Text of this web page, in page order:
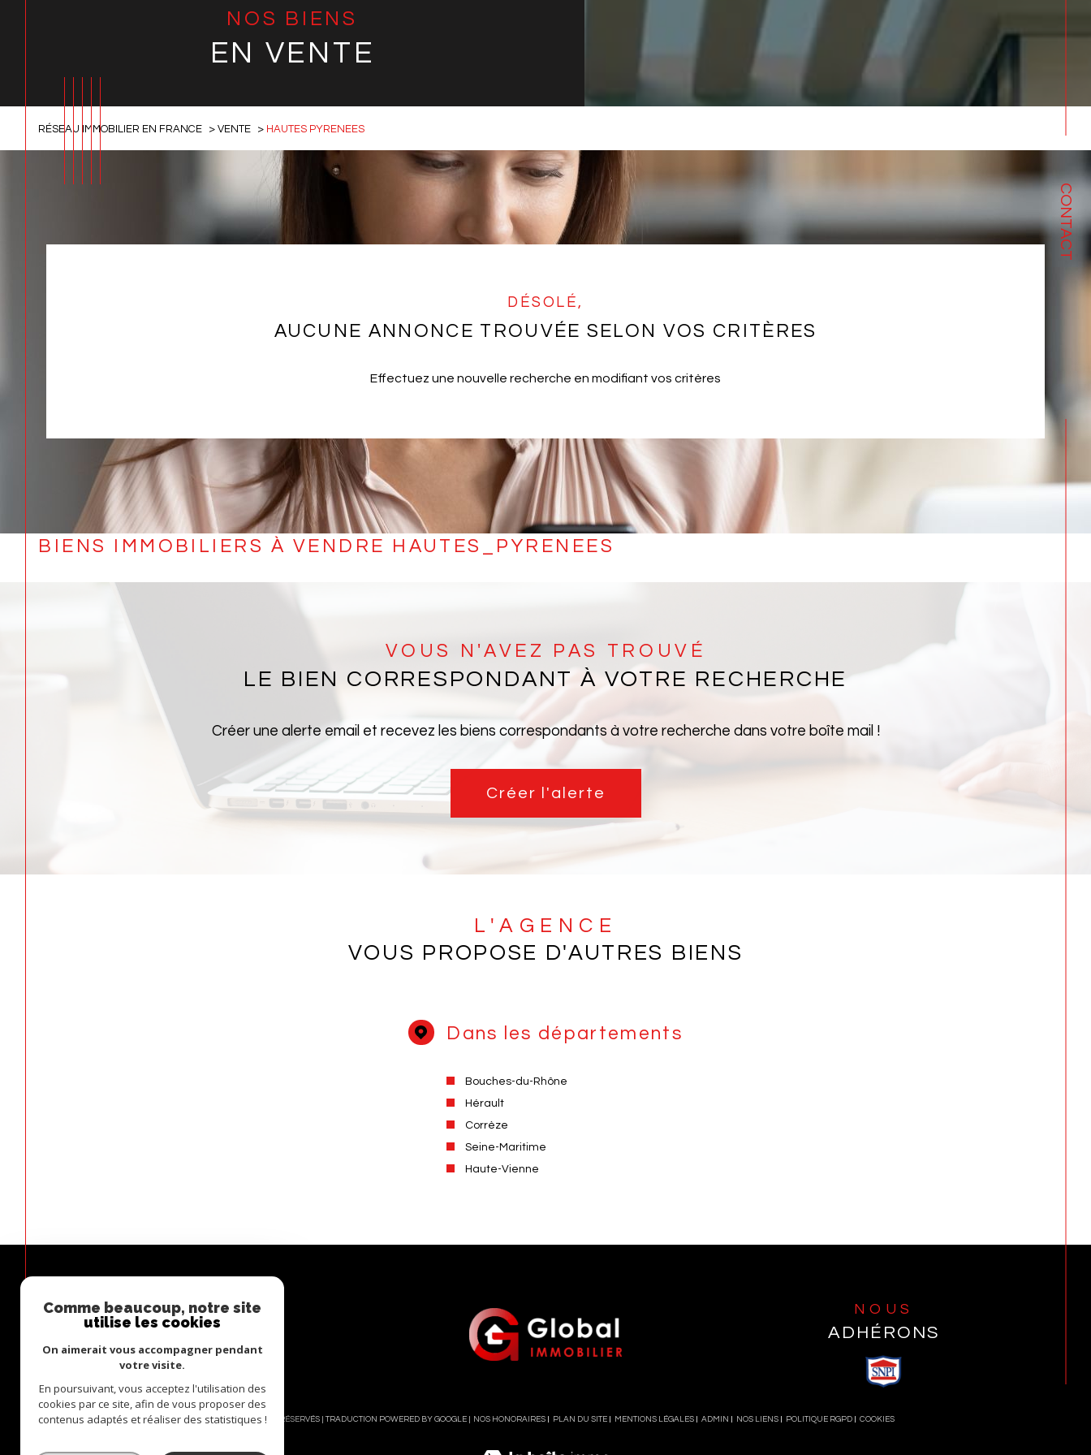
CONTACT
NOS BIENS
EN VENTE
RÉSEAU IMMOBILIER EN FRANCE VENTE HAUTES PYRENEES
DÉSOLÉ,
AUCUNE ANNONCE TROUVÉE SELON VOS CRITÈRES
Effectuez une nouvelle recherche en modifiant vos critères
BIENS IMMOBILIERS À VENDRE HAUTES_PYRENEES
VOUS N'AVEZ PAS TROUVÉ
LE BIEN CORRESPONDANT À VOTRE RECHERCHE
Créer une alerte email et recevez les biens correspondants à votre recherche dans votre boîte mail !
Créer l'alerte
L'AGENCE
VOUS PROPOSE D'AUTRES BIENS
Dans les départements
Bouches-du-Rhône
Hérault
Corrèze
Seine-Maritime
Haute-Vienne
ESPACE
PROPRIÉTAIRE
Se connecter
NOUS
ADHÉRONS
© 2026 | TOUS DROITS RÉSERVÉS | TRADUCTION POWERED BY GOOGLE | NOS HONORAIRES PLAN DU SITE MENTIONS LÉGALES ADMIN NOS LIENS POLITIQUE RGPD COOKIES
Comme beaucoup, notre site
utilise les cookies
On aimerait vous accompagner pendant
votre visite.
En poursuivant, vous acceptez l'utilisation des
cookies par ce site, afin de vous proposer des
contenus adaptés et réaliser des statistiques !